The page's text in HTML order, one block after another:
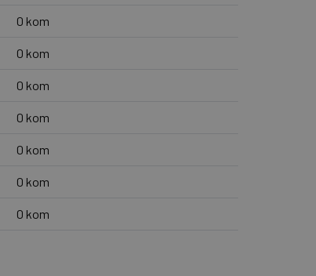
0 kom
0 kom
0 kom
0 kom
0 kom
0 kom
0 kom